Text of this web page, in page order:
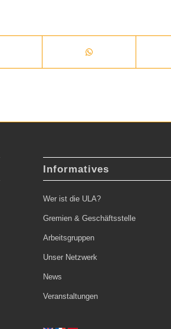
Informatives
Wer ist die ULA?
Gremien & Geschäftsstelle
Arbeitsgruppen
Unser Netzwerk
News
Veranstaltungen